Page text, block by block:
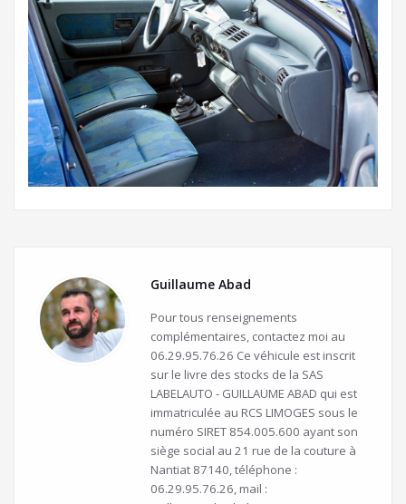
Guillaume Abad
Pour tous renseignements
complémentaires, contactez moi au
06.29.95.76.26 Ce véhicule est inscrit
sur le livre des stocks de la SAS
LABELAUTO - GUILLAUME ABAD qui est
immatriculée au RCS LIMOGES sous le
numéro SIRET 854.005.600 ayant son
siège social au 21 rue de la couture à
Nantiat 87140, téléphone :
06.29.95.76.26, mail :